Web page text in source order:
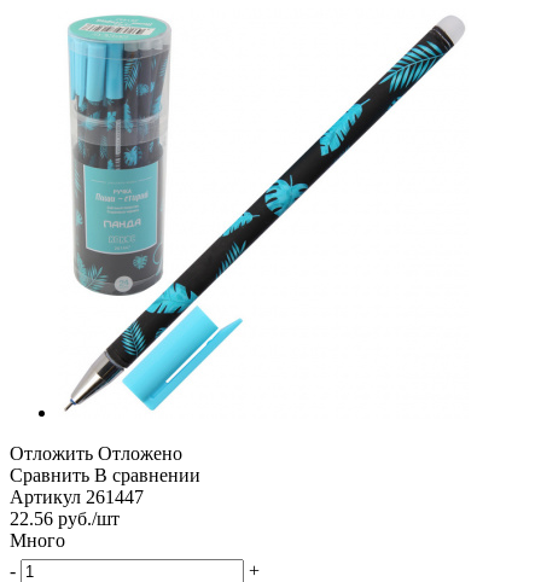
Отложить Отложено
Сравнить В сравнении
Артикул 261447
22.56 руб./шт
Много
-
+